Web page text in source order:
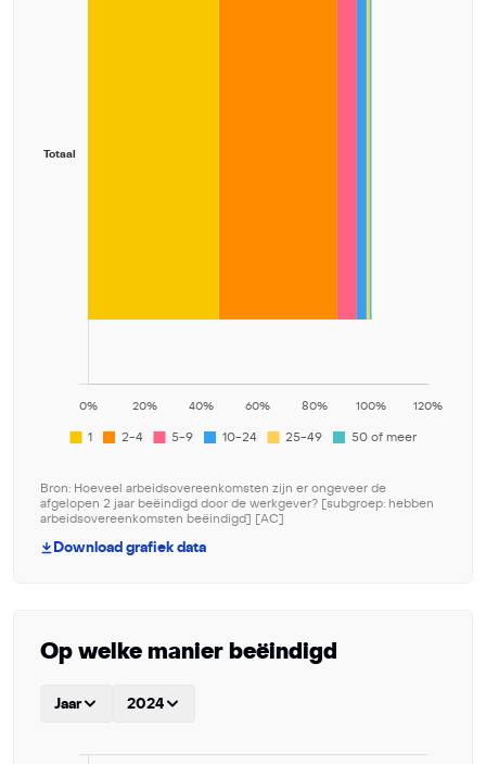
Bron: Hoeveel arbeidsovereenkomsten zijn er ongeveer de
afgelopen 2 jaar beëindigd door de werkgever? [subgroep: hebben
arbeidsovereenkomsten beëindigd] [AC]
Download grafiek data
Op welke manier beëindigd
Jaar 2024